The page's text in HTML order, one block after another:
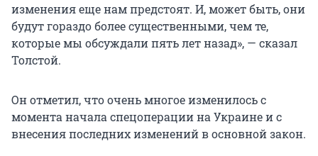
изменения еще нам предстоят. И, может быть, они
будут гораздо более существенными, чем те,
которые мы обсуждали пять лет назад», — сказал
Толстой.
Он отметил, что очень многое изменилось с
момента начала спецоперации на Украине и с
внесения последних изменений в основной закон.